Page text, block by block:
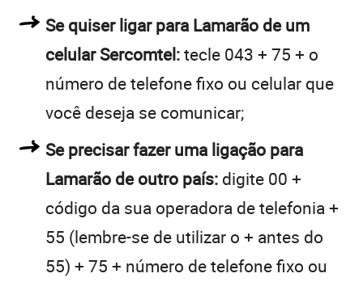
Se quiser ligar para Lamarão de um
celular Sercomtel:tecle 043 + 75 + o
número de telefone fixo ou celular que
você deseja se comunicar;
Se precisar fazer uma ligação para
Lamarão de outro país: digite 00 +
código da sua operadora de telefonia +
55 (lembre-se de utilizar o + antes do
55) + 75 + número de telefone fixo ou